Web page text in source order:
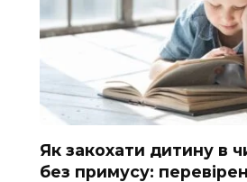
Як закохати дитину в
без примусу: